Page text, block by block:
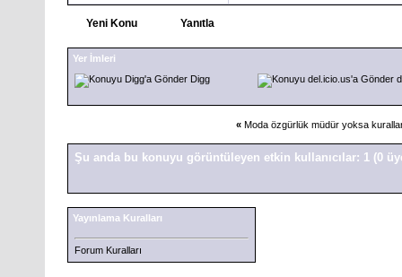
Yeni Konu Yanıtla
Yer İmleri
Digg
« Moda özgürlük müdür yoksa
Şu anda bu konuyu görüntüleyen etkin kullanıcılar: 1 (0
Yayınlama Kuralları
Forum Kuralları